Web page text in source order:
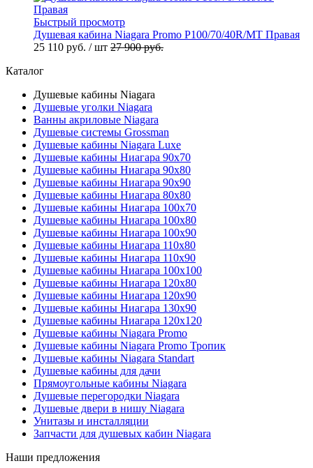
Быстрый просмотр
Душевая кабина Niagara Promo P100/70/40R/MT Правая
25 110 руб. / шт 27 900 руб.
Каталог
Душевые кабины Niagara
Душевые уголки Niagara
Ванны акриловые Niagara
Душевые системы Grossman
Душевые кабины Niagara Luxe
Душевые кабины Ниагара 90x70
Душевые кабины Ниагара 90x80
Душевые кабины Ниагара 90x90
Душевые кабины Ниагара 80x80
Душевые кабины Ниагара 100x70
Душевые кабины Ниагара 100x80
Душевые кабины Ниагара 100x90
Душевые кабины Ниагара 110x80
Душевые кабины Ниагара 110x90
Душевые кабины Ниагара 100x100
Душевые кабины Ниагара 120x80
Душевые кабины Ниагара 120x90
Душевые кабины Ниагара 130x90
Душевые кабины Ниагара 120x120
Душевые кабины Niagara Promo
Душевые кабины Niagara Promo Тропик
Душевые кабины Niagara Standart
Душевые кабины для дачи
Прямоугольные кабины Niagara
Душевые перегородки Niagara
Душевые двери в нишу Niagara
Унитазы и инсталляции
Запчасти для душевых кабин Niagara
Наши предложения